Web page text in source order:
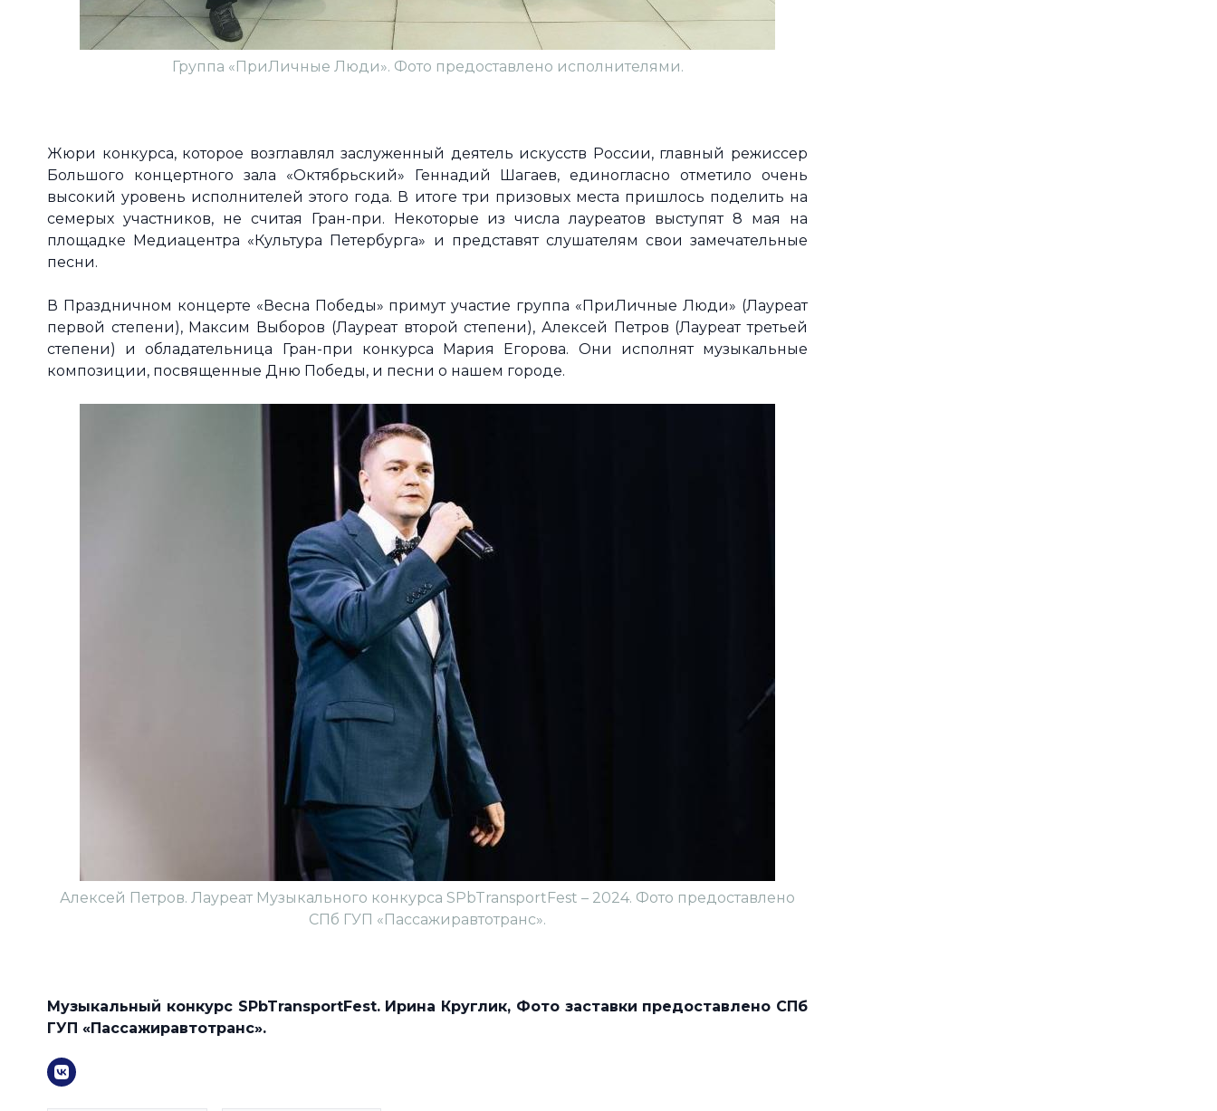
Группа «ПриЛичные Люди». Фото предоставлено исполнителями.
Жюри конкурса, которое возглавлял заслуженный деятель искусств России, главный режиссер
Большого концертного зала «Октябрьский» Геннадий Шагаев, единогласно отметило очень
высокий уровень исполнителей этого года. В итоге три призовых места пришлось поделить на
семерых участников, не считая Гран-при. Некоторые из числа лауреатов выступят 8 мая на
площадке Медиацентра «Культура Петербурга» и представят слушателям свои замечательные
песни.
В Праздничном концерте «Весна Победы» примут участие группа «ПриЛичные Люди» (Лауреат
первой степени), Максим Выборов (Лауреат второй степени), Алексей Петров (Лауреат третьей
степени) и обладательница Гран-при конкурса Мария Егорова. Они исполнят музыкальные
композиции, посвященные Дню Победы, и песни о нашем городе.
Алексей Петров. Лауреат Музыкального конкурса SPbTransportFest – 2024. Фото предоставлено
СПб ГУП «Пассажиравтотранс».
Музыкальный конкурс SPbTransportFest. Ирина Круглик, Фото заставки предоставлено СПб
ГУП «Пассажиравтотранс».